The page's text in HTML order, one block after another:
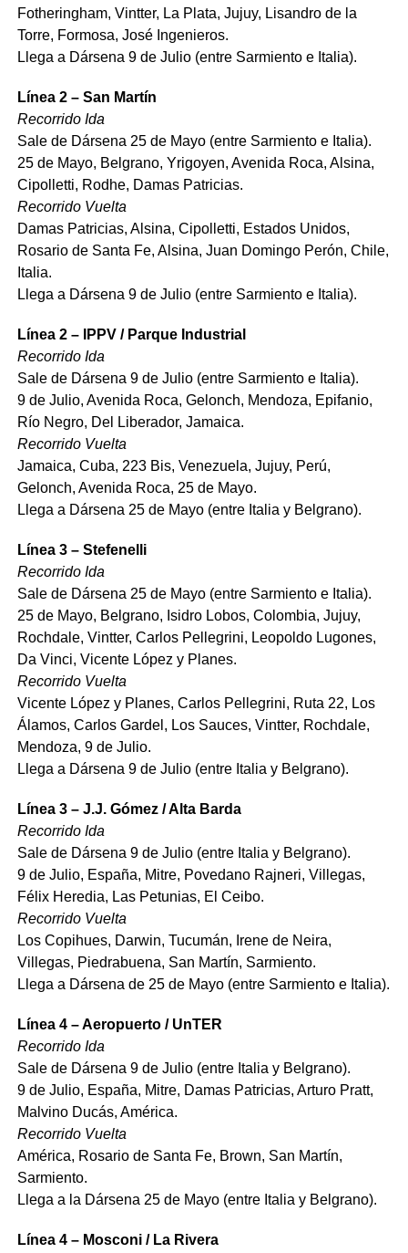
Fotheringham, Vintter, La Plata, Jujuy, Lisandro de la
Torre, Formosa, José Ingenieros.
Llega a Dársena 9 de Julio (entre Sarmiento e Italia).
Línea 2 – San Martín
Recorrido Ida
Sale de Dársena 25 de Mayo (entre Sarmiento e Italia).
25 de Mayo, Belgrano, Yrigoyen, Avenida Roca, Alsina,
Cipolletti, Rodhe, Damas Patricias.
Recorrido Vuelta
Damas Patricias, Alsina, Cipolletti, Estados Unidos,
Rosario de Santa Fe, Alsina, Juan Domingo Perón, Chile,
Italia.
Llega a Dársena 9 de Julio (entre Sarmiento e Italia).
Línea 2 – IPPV / Parque Industrial
Recorrido Ida
Sale de Dársena 9 de Julio (entre Sarmiento e Italia).
9 de Julio, Avenida Roca, Gelonch, Mendoza, Epifanio,
Río Negro, Del Liberador, Jamaica.
Recorrido Vuelta
Jamaica, Cuba, 223 Bis, Venezuela, Jujuy, Perú,
Gelonch, Avenida Roca, 25 de Mayo.
Llega a Dársena 25 de Mayo (entre Italia y Belgrano).
Línea 3 – Stefenelli
Recorrido Ida
Sale de Dársena 25 de Mayo (entre Sarmiento e Italia).
25 de Mayo, Belgrano, Isidro Lobos, Colombia, Jujuy,
Rochdale, Vintter, Carlos Pellegrini, Leopoldo Lugones,
Da Vinci, Vicente López y Planes.
Recorrido Vuelta
Vicente López y Planes, Carlos Pellegrini, Ruta 22, Los
Álamos, Carlos Gardel, Los Sauces, Vintter, Rochdale,
Mendoza, 9 de Julio.
Llega a Dársena 9 de Julio (entre Italia y Belgrano).
Línea 3 – J.J. Gómez / Alta Barda
Recorrido Ida
Sale de Dársena 9 de Julio (entre Italia y Belgrano).
9 de Julio, España, Mitre, Povedano Rajneri, Villegas,
Félix Heredia, Las Petunias, El Ceibo.
Recorrido Vuelta
Los Copihues, Darwin, Tucumán, Irene de Neira,
Villegas, Piedrabuena, San Martín, Sarmiento.
Llega a Dársena de 25 de Mayo (entre Sarmiento e Italia).
Línea 4 – Aeropuerto / UnTER
Recorrido Ida
Sale de Dársena 9 de Julio (entre Italia y Belgrano).
9 de Julio, España, Mitre, Damas Patricias, Arturo Pratt,
Malvino Ducás, América.
Recorrido Vuelta
América, Rosario de Santa Fe, Brown, San Martín,
Sarmiento.
Llega a la Dársena 25 de Mayo (entre Italia y Belgrano).
Línea 4 – Mosconi / La Rivera